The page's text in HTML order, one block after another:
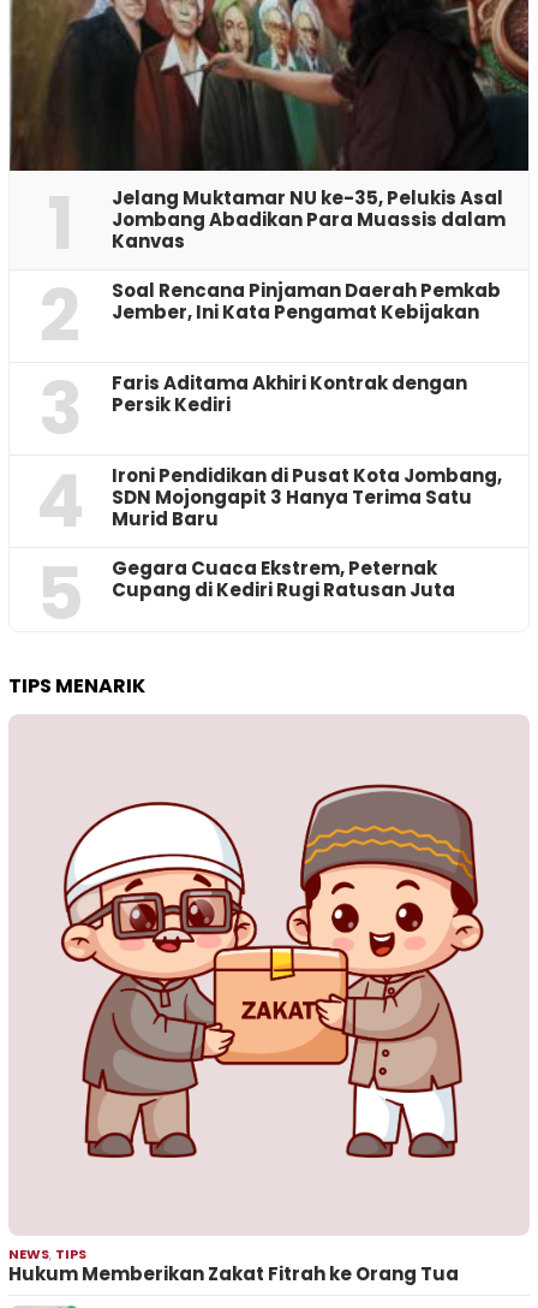
1
Jelang Muktamar NU ke-35, Pelukis Asal
Jombang Abadikan Para Muassis dalam
Kanvas
2
‎Soal Rencana Pinjaman Daerah Pemkab
Jember, Ini Kata Pengamat Kebijakan ‎
3
Faris Aditama Akhiri Kontrak dengan
Persik Kediri
4
Ironi Pendidikan di Pusat Kota Jombang,
SDN Mojongapit 3 Hanya Terima Satu
Murid Baru
5
‎Gegara Cuaca Ekstrem, Peternak
Cupang di Kediri Rugi Ratusan Juta
TIPS MENARIK
NEWS, TIPS
Hukum Memberikan Zakat Fitrah ke Orang Tua